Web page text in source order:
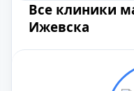
Все клиники
Ижевска